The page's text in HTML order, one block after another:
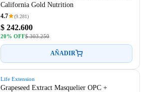
California Gold Nutrition
4.7 (9.281)
$ 242.600
20% OFF$ 303.250
AÑADIR
Life Extension
Grapeseed Extract Masquelier OPC +